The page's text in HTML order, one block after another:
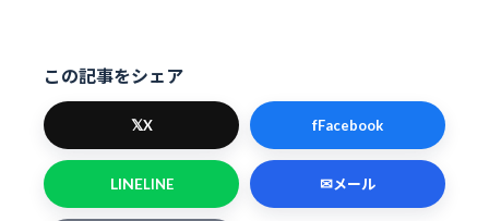
この記事をシェア
𝕏X fFacebook
LINELINE ✉メール